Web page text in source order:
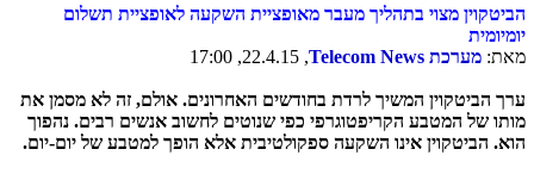
הביטקוין מצוי בתהליך מעבר מאופציית השקעה לאופציית תשלום
יומיומית
מאת: מערכת Telecom News
, 22.4.15, 17:00
ערך הביטקוין המשיך לרדת בחודשים האחרונים. אולם, זה לא מסמן את
מותו של המטבע הקריפטוגרפי כפי שנוטים לחשוב אנשים רבים. נהפוך
הוא. הביטקוין אינו השקעה ספקולטיבית אלא הופך למטבע של יום-יום.